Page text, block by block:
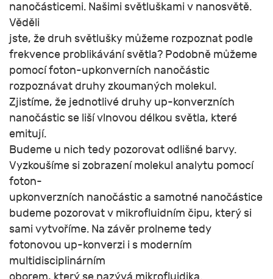
nanočásticemi. Našimi světluškami v nanosvětě.
Věděli
jste, že druh světlušky můžeme rozpoznat podle
frekvence problikávání světla? Podobně můžeme
pomocí foton-upkonverních nanočástic
rozpoznávat druhy zkoumaných molekul.
Zjistíme, že jednotlivé druhy up-konverzních
nanočástic se liší vlnovou délkou světla, které
emitují.
Budeme u nich tedy pozorovat odlišné barvy.
Vyzkoušíme si zobrazení molekul analytu pomocí
foton-
upkonverzních nanočástic a samotné nanočástice
budeme pozorovat v mikrofluidním čipu, který si
sami vytvoříme. Na závěr prolneme tedy
fotonovou up-konverzi i s moderním
multidisciplinárním